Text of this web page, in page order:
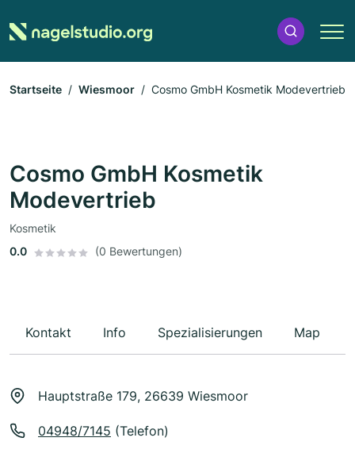
Startseite Wiesmoor Cosmo GmbH Kosmetik Modevertrieb
Cosmo GmbH Kosmetik
Modevertrieb
Kosmetik
0.0
(0 Bewertungen)
Kontakt Info Spezialisierungen Map
Hauptstraße 179, 26639 Wiesmoor
04948/7145 (Telefon)